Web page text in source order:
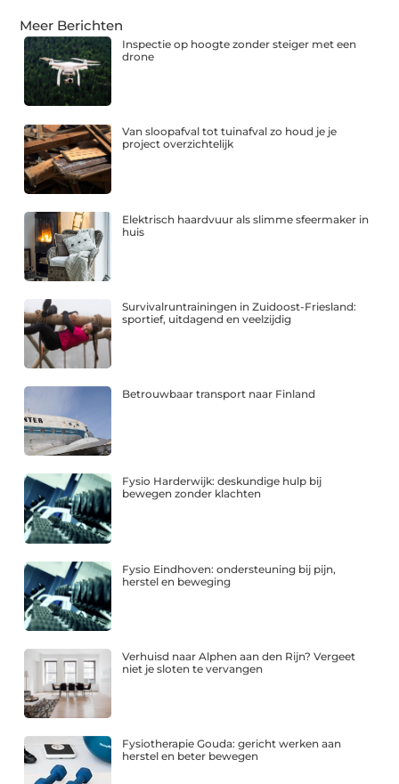
Meer Berichten
Inspectie op hoogte zonder steiger met een
drone
Van sloopafval tot tuinafval zo houd je je
project overzichtelijk
Elektrisch haardvuur als slimme sfeermaker in
huis
Survivalruntrainingen in Zuidoost-Friesland:
sportief, uitdagend en veelzijdig
Betrouwbaar transport naar Finland
Fysio Harderwijk: deskundige hulp bij
bewegen zonder klachten
Fysio Eindhoven: ondersteuning bij pijn,
herstel en beweging
Verhuisd naar Alphen aan den Rijn? Vergeet
niet je sloten te vervangen
Fysiotherapie Gouda: gericht werken aan
herstel en beter bewegen